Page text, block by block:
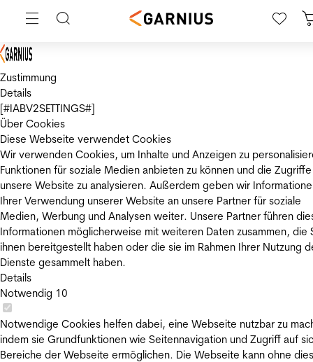
Zustimmung
Details
[#IABV2SETTINGS#]
Über Cookies
Diese Webseite verwendet Cookies
Wir verwenden Cookies, um Inhalte und Anzeigen zu
Funktionen für soziale Medien anbieten zu können und die
unsere Website zu analysieren. Außerdem geben wir
Ihrer Verwendung unserer Website an unsere Partner für soziale
Medien, Werbung und Analysen weiter. Unsere Partner führen
Informationen möglicherweise mit weiteren Daten zusammen, die
ihnen bereitgestellt haben oder die sie im Rahmen Ihrer Nutzung
Dienste gesammelt haben.
Details
Notwendig 10
Notwendige Cookies helfen dabei, eine Webseite nutzbar zu
indem sie Grundfunktionen wie Seitennavigation und Zugriff auf
Bereiche der Webseite ermöglichen. Die Webseite kann ohne